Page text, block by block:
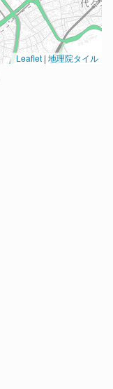
Leaflet | 地理院タイル